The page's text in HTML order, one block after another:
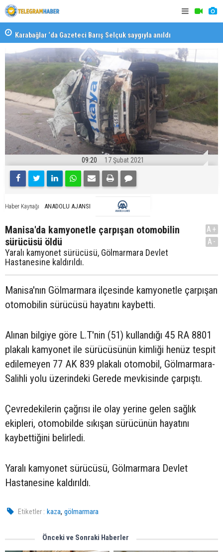
Karabağlar ‘da Gazeteci Barış Selçuk saygıyla anıldı
09:20 17 Şubat 2021
Haber Kaynağı ANADOLU AJANSI
Manisa'da kamyonetle çarpışan otomobilin
sürücüsü öldü
Yaralı kamyonet sürücüsü, Gölmarmara Devlet
Hastanesine kaldırıldı.
A+
A-
Manisa'nın Gölmarmara ilçesinde kamyonetle çarpışan
otomobilin sürücüsü hayatını kaybetti.
Alınan bilgiye göre L.T'nin (51) kullandığı 45 RA 8801
plakalı kamyonet ile sürücüsünün kimliği henüz tespit
edilemeyen 77 AK 839 plakalı otomobil, Gölmarmara-
Salihli yolu üzerindeki Gerede mevkisinde çarpıştı.
Çevredekilerin çağrısı ile olay yerine gelen sağlık
ekipleri, otomobilde sıkışan sürücünün hayatını
kaybettiğini belirledi.
Yaralı kamyonet sürücüsü, Gölmarmara Devlet
Hastanesine kaldırıldı.
Etiketler : kaza,gölmarmara
Önceki ve Sonraki Haberler